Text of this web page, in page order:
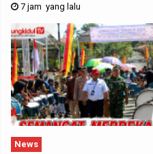
7 jam yang lalu
News